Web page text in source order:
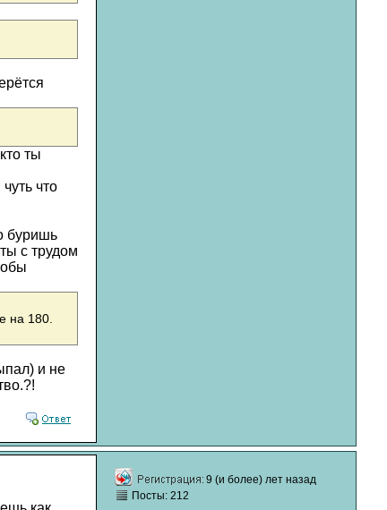
ты
что
буришь
с трудом
на 180.
и не
9 (и более) лет назад
Посты: 212